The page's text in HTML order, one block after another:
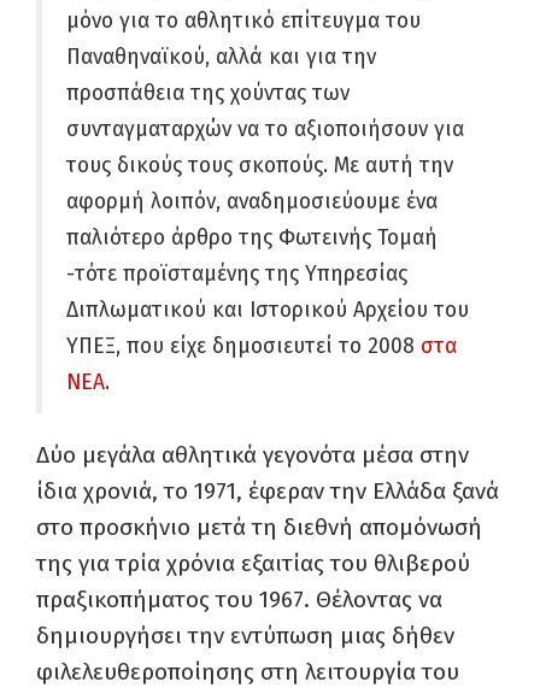
μόνο για το αθλητικό επίτευγμα του
Παναθηναϊκού, αλλά και για την
προσπάθεια της χούντας των
συνταγματαρχών να το αξιοποιήσουν για
τους δικούς τους σκοπούς. Με αυτή την
αφορμή λοιπόν, αναδημοσιεύουμε ένα
παλιότερο άρθρο της Φωτεινής Τομαή
-τότε προϊσταμένης της Υπηρεσίας
Διπλωματικού και Ιστορικού Αρχείου του
ΥΠΕΞ, που είχε δημοσιευτεί το 2008 στα
ΝΕΑ.
Δύο μεγάλα αθλητικά γεγονότα μέσα στην
ίδια χρονιά, το 1971, έφεραν την Ελλάδα ξανά
στο προσκήνιο μετά τη διεθνή απομόνωσή
της για τρία χρόνια εξαιτίας του θλιβερού
πραξικοπήματος του 1967. Θέλοντας να
δημιουργήσει την εντύπωση μιας δήθεν
φιλελευθεροποίησης στη λειτουργία του